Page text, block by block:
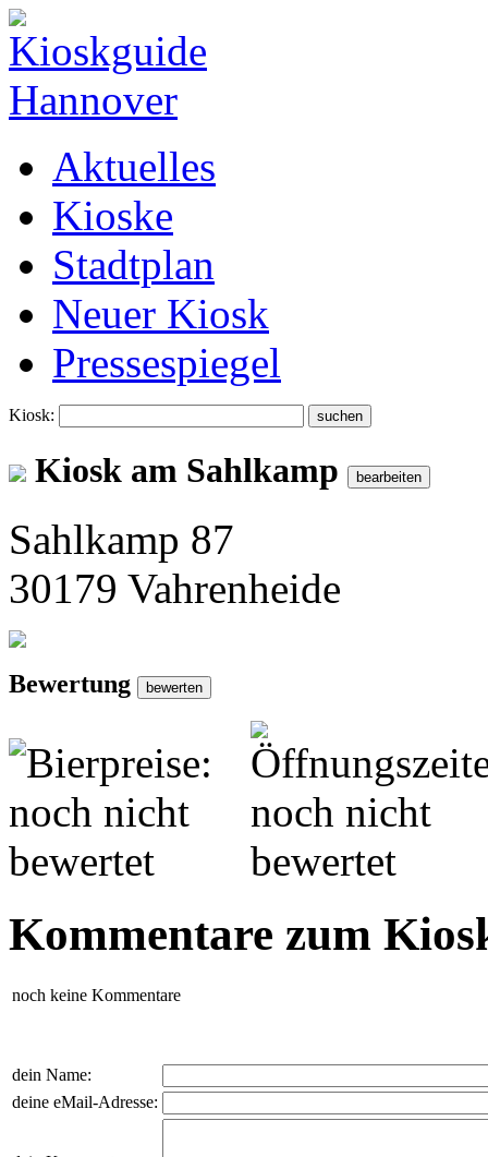
Aktuelles
Kioske
Stadtplan
Neuer Kiosk
Pressespiegel
Kiosk:
Kiosk am Sahlkamp
Sahlkamp 87
30179 Vahrenheide
Bewertung
Kommentare zum
noch keine Kommentare
dein Name:
deine eMail-Adresse: